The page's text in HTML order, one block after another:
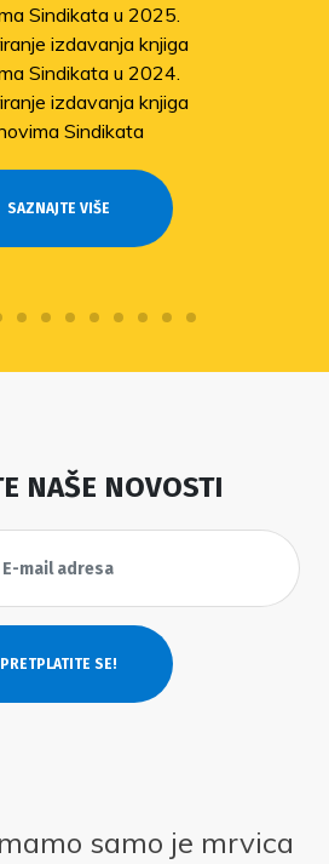
Sindikata u 2025.
izdavanja knjiga
Sindikata u 2024.
izdavanja knjiga
Sindikata
SAZNAJTE VIŠE
NAŠE NOVOSTI
samo je mrvica